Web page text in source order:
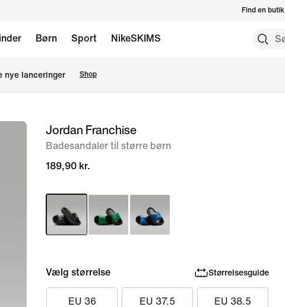
Find en butik
Børn Sport NikeSKIMS
nye lanceringer Shop
billedeJordan Franchise
Badesandaler til større børn
189,90 kr.
Vælg størrelse Størrelsesguide
EU 36 EU 37.5 EU 38.5